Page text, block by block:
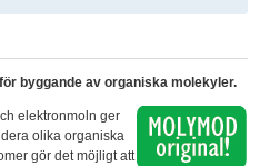
byggande av organiska molekyler.
elektronmoln ger
olika organiska
gör det möjligt att